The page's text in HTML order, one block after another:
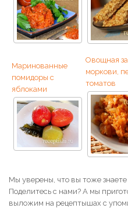
Маринованные
помидоры с
яблоками
Овощная
моркови,
томатов
Мы уверены, что вы тоже
Поделитесь с нами? А мы
выложим на рецептышах с